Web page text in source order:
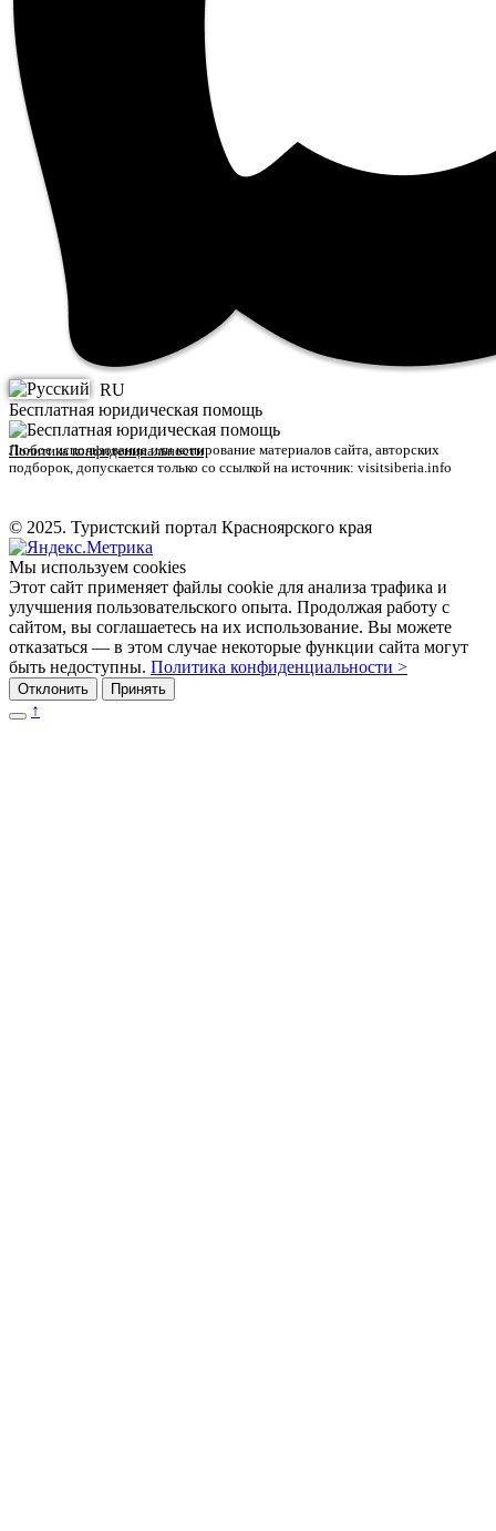
RU
Бесплатная юридическая помощь
Политика конфиденциальности
Любое использование или копирование материалов сайта, авторских
подборок, допускается только со ссылкой на источник: visitsiberia.info
© 2025. Туристский портал Красноярского края
Мы используем cookies
Этот сайт применяет файлы cookie для анализа трафика и
улучшения пользовательского опыта. Продолжая работу с
сайтом, вы соглашаетесь на их использование. Вы можете
отказаться — в этом случае некоторые функции сайта могут
быть недоступны. Политика конфиденциальности >
Отклонить Принять
↑